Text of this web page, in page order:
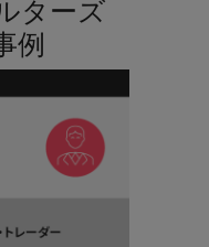
ターズ
例